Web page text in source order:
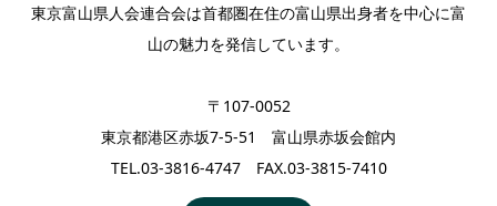
東京富山県人会連合会は首都圏在住の富山県出身者を中心に富
山の魅力を発信しています。
〒107-0052
東京都港区赤坂7-5-51 富山県赤坂会館内
TEL.03-3816-4747 FAX.03-3815-7410